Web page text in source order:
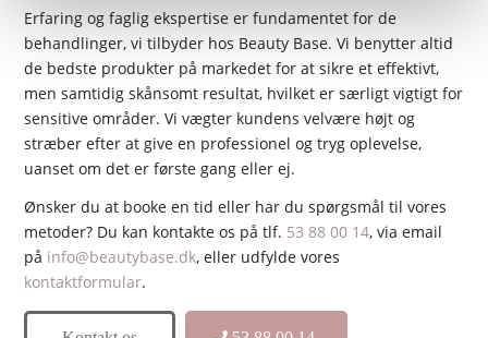
Erfaring og faglig ekspertise er fundamentet for de
behandlinger, vi tilbyder hos Beauty Base. Vi benytter altid
de bedste produkter på markedet for at sikre et effektivt,
men samtidig skånsomt resultat, hvilket er særligt vigtigt for
sensitive områder. Vi vægter kundens velvære højt og
stræber efter at give en professionel og tryg oplevelse,
uanset om det er første gang eller ej.
Ønsker du at booke en tid eller har du spørgsmål til vores
metoder? Du kan kontakte os på tlf. 53 88 00 14, via email
på info@beautybase.dk, eller udfylde vores
kontaktformular.